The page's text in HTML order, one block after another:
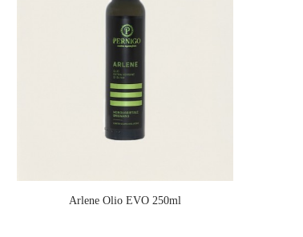
Arlene Olio EVO 250ml